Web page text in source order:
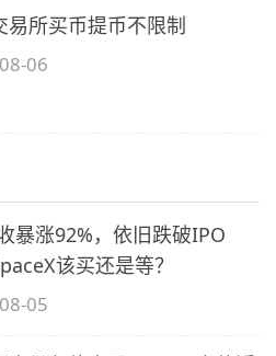
易所买币提币不限制
06
暴涨92%，依旧跌破IPO
该买还是等？
05